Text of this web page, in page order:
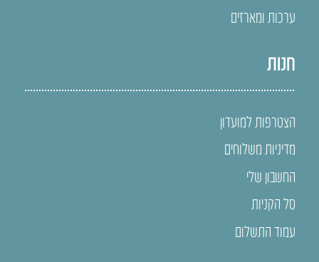
ערכות ומארזים
חנות
הצטרפות למועדון
מדיניות משלוחים
החשבון שלי
סל הקניות
עמוד התשלום